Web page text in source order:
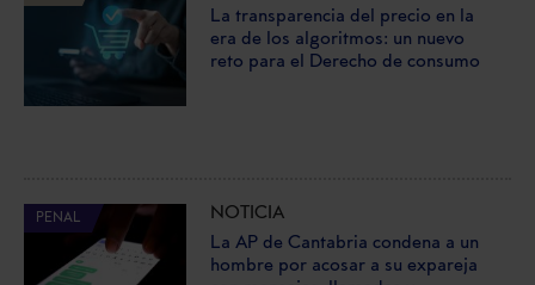
La transparencia del precio en la
era de los algoritmos: un nuevo
reto para el Derecho de consumo
PENAL
NOTICIA
La AP de Cantabria condena a un
hombre por acosar a su expareja